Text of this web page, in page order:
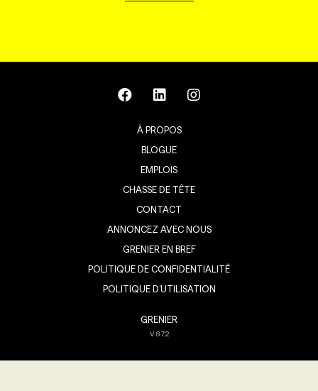
À PROPOS
BLOGUE
EMPLOIS
CHASSE DE TÊTE
CONTACT
ANNONCEZ AVEC NOUS
GRENIER EN BREF
POLITIQUE DE CONFIDENTIALITÉ
POLITIQUE D’UTILISATION
GRENIER
V8.7.2